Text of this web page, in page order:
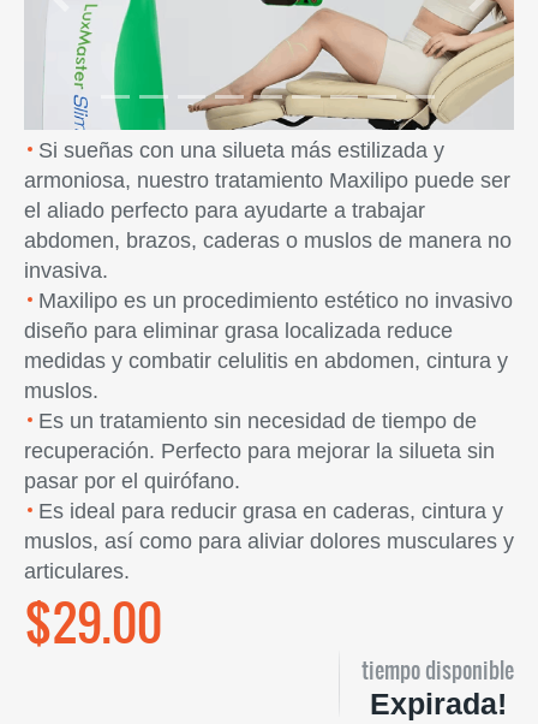
Previous Next
Si sueñas con una silueta más estilizada y
armoniosa, nuestro tratamiento Maxilipo puede ser
el aliado perfecto para ayudarte a trabajar
abdomen, brazos, caderas o muslos de manera no
invasiva.
Maxilipo es un procedimiento estético no invasivo
diseño para eliminar grasa localizada reduce
medidas y combatir celulitis en abdomen, cintura y
muslos.
Es un tratamiento sin necesidad de tiempo de
recuperación. Perfecto para mejorar la silueta sin
pasar por el quirófano.
Es ideal para reducir grasa en caderas, cintura y
muslos, así como para aliviar dolores musculares y
articulares.
$29.00
tiempo disponible
Expirada!